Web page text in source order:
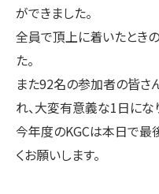
ができました。
全員で頂上に着いたとき
た。
また92名の参加者の皆さ
れ、大変有意義な1日にな
今年度のKGCは本日で最
くお願いします。